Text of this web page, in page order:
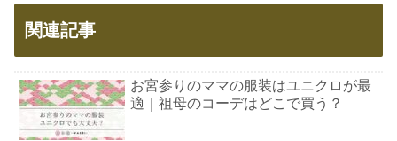
関連記事
お宮参りのママの服装はユニクロが最
適｜祖母のコーデはどこで買う？